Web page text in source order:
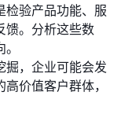
检验产品功能、服
馈。分析这些数
掘，企业可能会发
价值客户群体，